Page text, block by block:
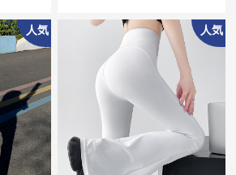
人気 人気